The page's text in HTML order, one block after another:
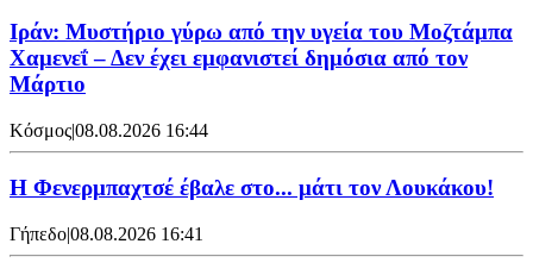
Ιράν: Μυστήριο γύρω από την υγεία του Μοζτάμπα
Χαμενεΐ – Δεν έχει εμφανιστεί δημόσια από τον
Μάρτιο
Κόσμος|08.08.2026 16:44
Η Φενερμπαχτσέ έβαλε στο... μάτι τον Λουκάκου!
Γήπεδο|08.08.2026 16:41